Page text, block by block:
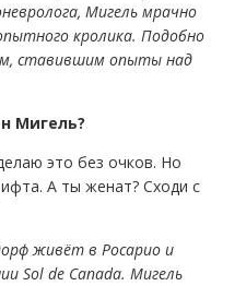
Мигель мрачно
кролика. Подобно
ставившим опыты над
Мигель?
это без очков. Но
А ты женат? Сходи с
живёт в Росарио и
Sol de Canada. Мигель